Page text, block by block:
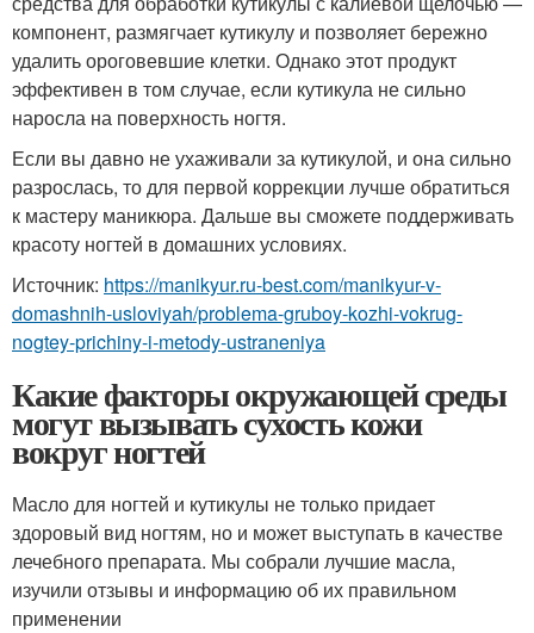
компонент, размягчает кутикулу и позволяет бережно
удалить ороговевшие клетки. Однако этот продукт
эффективен в том случае, если кутикула не сильно
наросла на поверхность ногтя.
Если вы давно не ухаживали за кутикулой, и она сильно
разрослась, то для первой коррекции лучше обратиться
к мастеру маникюра. Дальше вы сможете поддерживать
красоту ногтей в домашних условиях.
Источник: https://manikyur.ru-best.com/manikyur-v-
domashnih-usloviyah/problema-gruboy-kozhi-vokrug-
nogtey-prichiny-i-metody-ustraneniya
Какие факторы окружающей среды
могут вызывать сухость кожи
вокруг ногтей
Масло для ногтей и кутикулы не только придает
здоровый вид ногтям, но и может выступать в качестве
лечебного препарата. Мы собрали лучшие масла,
изучили отзывы и информацию об их правильном
применении